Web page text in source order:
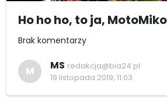
Ho ho ho, to ja,
Brak komentarzy
M MS redakcja@bia24.pl
19 listopada 2019, 11:03